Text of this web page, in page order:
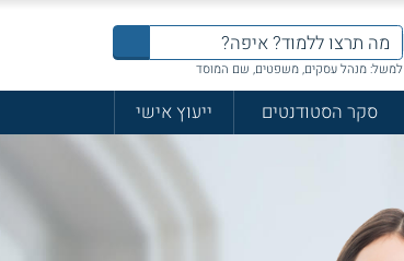
למשל: מנהל עסקים, משפטים, שם המוסד
סקר הסטודנטים
ייעוץ אישי